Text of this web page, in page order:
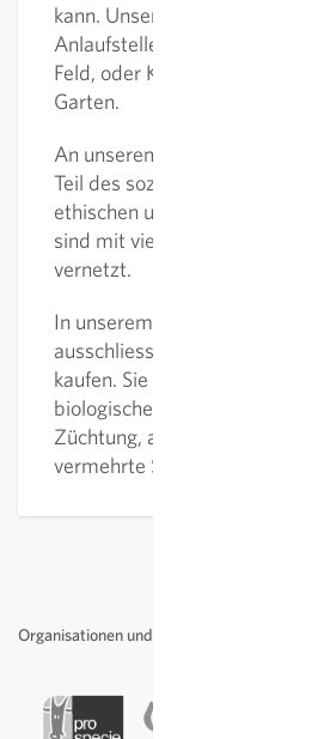
kann. Unser Saatgut Shop ist
Anlaufstelle für Saatgut, egal
Feld, oder Kleingarten,
Garten.
An unserem Standort in
Teil des sozialen Projekts
ethischen und ganzheitlichen
sind mit vielen Partnern im In-
vernetzt.
In unserem Online Shop können
ausschliesslich biologisch
kaufen. Sie finden Samen von
biologischer
Züchtung, alte Sorten sowie
vermehrte Sorten.
Organisationen und Auszeichnungen